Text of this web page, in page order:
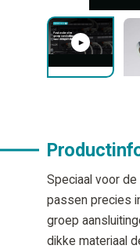
Speciaal voor
passen precies
groep
dikke materiaal